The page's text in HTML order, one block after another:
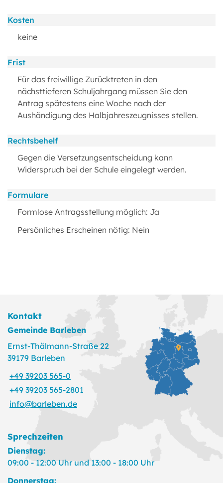
Kosten
keine
Frist
Für das freiwillige Zurücktreten in den
nächsttieferen Schuljahrgang müssen Sie den
Antrag spätestens eine Woche nach der
Aushändigung des Halbjahreszeugnisses stellen.
Rechtsbehelf
Gegen die Versetzungsentscheidung kann
Widerspruch bei der Schule eingelegt werden.
Formulare
Formlose Antragsstellung möglich: Ja
Persönliches Erscheinen nötig: Nein
Kontakt
Gemeinde Barleben
Ernst-Thälmann-Straße 22
39179 Barleben
+49 39203 565-0
+49 39203 565-2801
info@barleben.de
Sprechzeiten
Dienstag:
09:00 - 12:00 Uhr und 13:00 - 18:00 Uhr
Donnerstag: